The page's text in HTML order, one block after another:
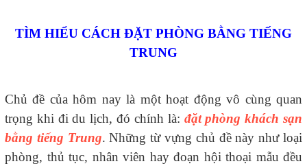
TÌM HIỂU CÁCH ĐẶT PHÒNG BẰNG TIẾNG
TRUNG
Chủ đề của hôm nay là một hoạt động vô cùng quan
trọng khi đi du lịch, đó chính là: đặt phòng khách sạn
bằng tiếng Trung. Những từ vựng chủ đề này như loại
phòng, thủ tục, nhân viên hay đoạn hội thoại mẫu đều